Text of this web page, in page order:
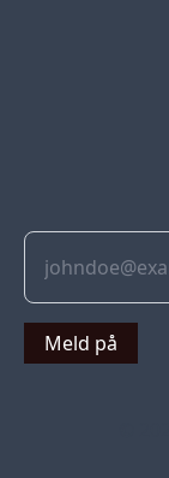
Meld på